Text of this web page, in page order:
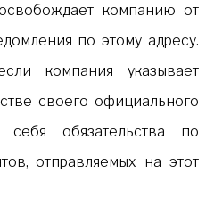
компанию от
по этому адресу.
компания указывает
своего официального
обязательства по
отправляемых на этот